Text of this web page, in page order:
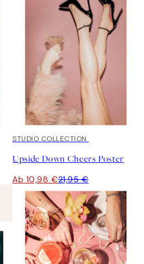
50%*
STUDIO COLLECTION
Upside Down Cheers Poster
Ab 10,98 €21,95 €